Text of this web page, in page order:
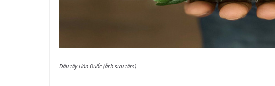
Dâu tây Hàn Quốc (ảnh sưu tầm)